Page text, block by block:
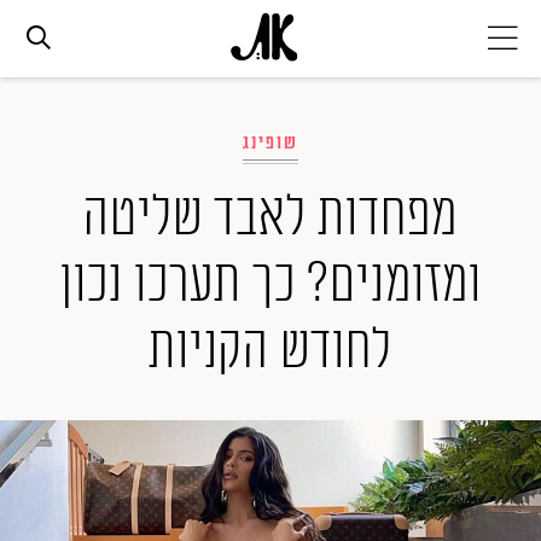
אופנה
ביוטי
סלבס
ערוצים נוספים
המגזין
שופינג
מפחדות לאבד שליטה
ומזומנים? כך תערכו נכון
לחודש הקניות